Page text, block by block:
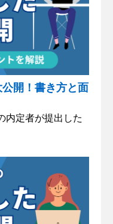
開！書き方と面
内定者が提出した